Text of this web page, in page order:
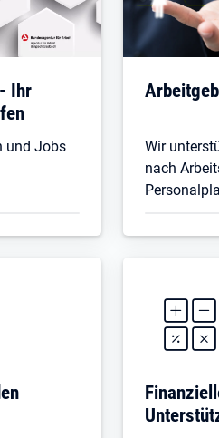
Ihr
und Jobs
Öffnet in
Wir
nach